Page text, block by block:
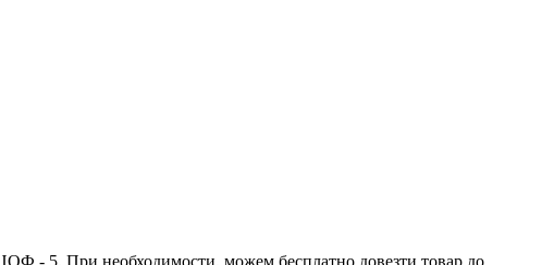
- 5. При необходимости, можем бесплатно довезти товар до